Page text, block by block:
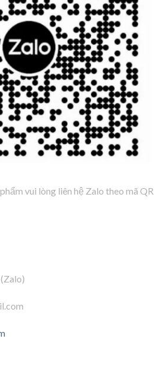
vui lòng liên hệ Zalo theo mã QR